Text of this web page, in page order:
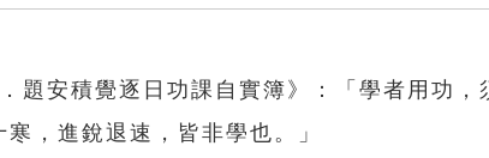
題安積覺逐日功課自實簿》：「學者用功，
，進銳退速，皆非學也。」